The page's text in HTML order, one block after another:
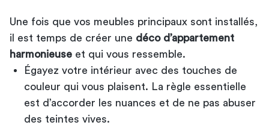
Une fois que vos meubles principaux sont installés,
il est temps de créer une déco d’appartement
harmonieuse et qui vous ressemble.
Égayez votre intérieur avec des touches de
couleur qui vous plaisent. La règle essentielle
est d’accorder les nuances et de ne pas abuser
des teintes vives.